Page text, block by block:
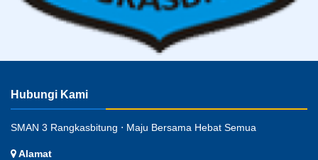
Hubungi Kami
SMAN 3 Rangkasbitung ⋅ Maju Bersama Hebat Semua
Alamat